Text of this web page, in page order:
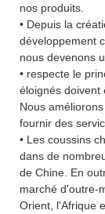
nos produits.
• Depuis la
développement
nous devenons
• respecte le
éloignés doivent
Nous
fournir des
• Les coussins
dans de
de Chine. En
marché d'outre-
Orient, l'Afrique